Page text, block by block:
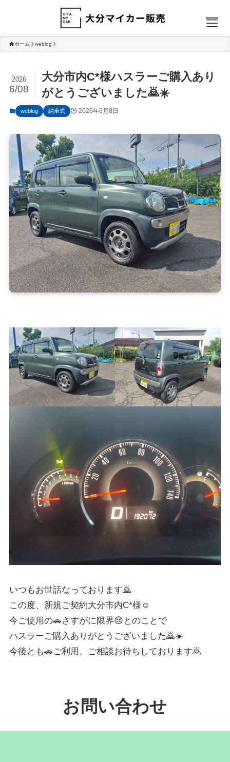
HOME
NEWS
カーリース：人気のヒミツ
カーリース：選べるプラン
カーリース：ローンと比較
会社概要
お問い合わせ
\ご相談・お見積もりお気軽に/
友だち追加
ホーム weblog
大分市内C*様ハスラーご購入あり
がとうございました🙇☀️
2026
6/08
weblog 納車式 2026年6月8日
いつもお世話なっております🙇
この度、新規ご契約大分市内C*様☺️
今ご使用の🚗さすがに限界😢とのことで
ハスラーご購入ありがとうございました🙇☀️
今後とも🚗ご利用、ご相談お待ちしております🙇
お問い合わせ